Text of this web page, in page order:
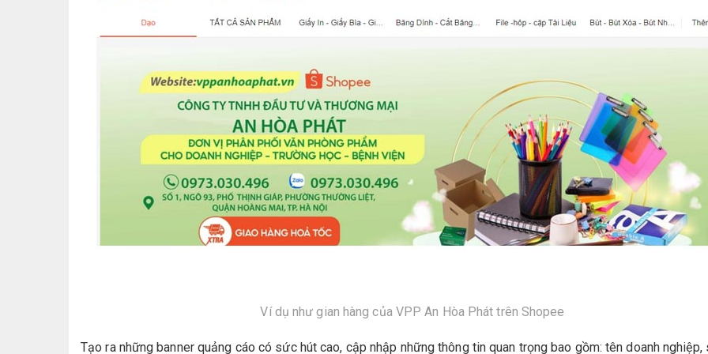
Ví dụ như gian hàng của VPP An Hòa Phát trên Shopee
Tạo ra những banner quảng cáo có sức hút cao, cập nhập những thông tin quan trọng bao gồm: tên doanh nghiệp,